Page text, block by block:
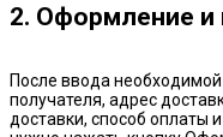
2. Оформление и
После ввода
получателя, адрес
доставки, способ оплаты